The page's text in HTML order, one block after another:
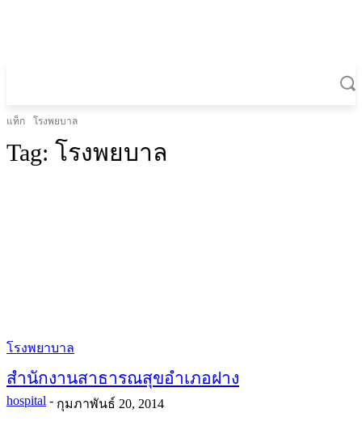
แท็ก โรงพยบาล
Tag: โรงพยบาล
โรงพยาบาล
สำนักงานสาธารณสุขอำเภอฝาง
hospital - กุมภาพันธ์ 20, 2014